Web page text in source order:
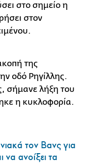
στο σημείο η
στον
της
οδό Ρηγίλλης.
σήμανε λήξη του
η κυκλοφορία.
τον Βανς για
ανοίξει τα